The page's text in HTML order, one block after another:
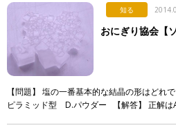
知る
おにぎり協会【
【問題】 塩の一番基本的な結晶の形はど
ピラミッド型 D.パウダー 【解答】 正解は